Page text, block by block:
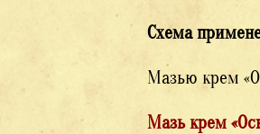
Схема
Мазью крем
Мазь крем